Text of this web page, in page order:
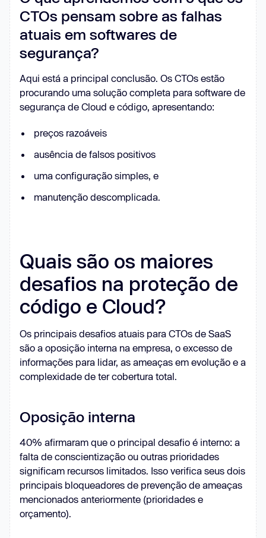
CTOs pensam sobre as falhas
atuais em softwares de
segurança?
Aqui está a principal conclusão. Os CTOs estão
procurando uma solução completa para software de
segurança de Cloud e código, apresentando:
preços razoáveis
ausência de falsos positivos
uma configuração simples, e
manutenção descomplicada.
Quais são os maiores
desafios na proteção de
código e Cloud?
Os principais desafios atuais para CTOs de SaaS
são a oposição interna na empresa, o excesso de
informações para lidar, as ameaças em evolução e a
complexidade de ter cobertura total.
Oposição interna
40% afirmaram que o principal desafio é interno: a
falta de conscientização ou outras prioridades
significam recursos limitados. Isso verifica seus dois
principais bloqueadores de prevenção de ameaças
mencionados anteriormente (prioridades e
orçamento).